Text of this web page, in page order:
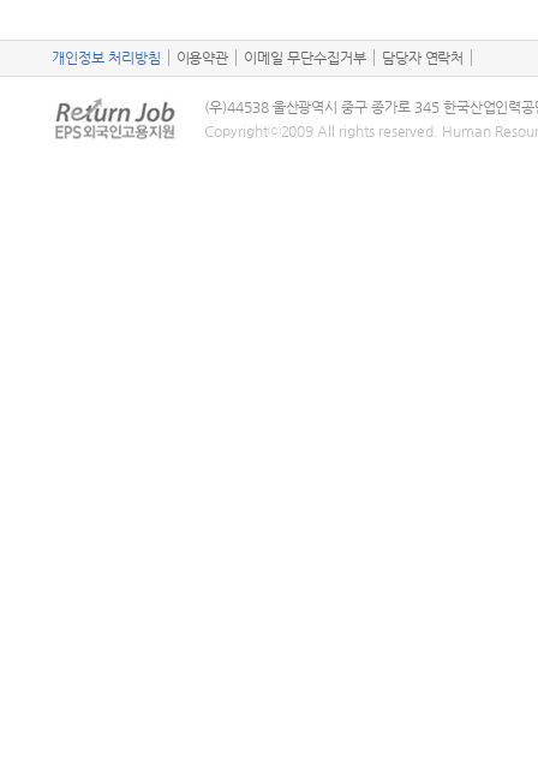
개인정보 처리방침 이용약관 이메일 무단수집거부 담당자 연락처
(우)44538 울산광역시 중구 종가로 345 한국산업인력공
Copyrightⓒ2009 All rights reserved. Human